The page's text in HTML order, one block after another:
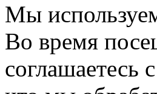
Мы
Во время
соглашаетесь